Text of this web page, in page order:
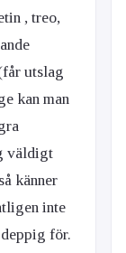
, treo,
utslag
kan man
väldigt
känner
inte
för.